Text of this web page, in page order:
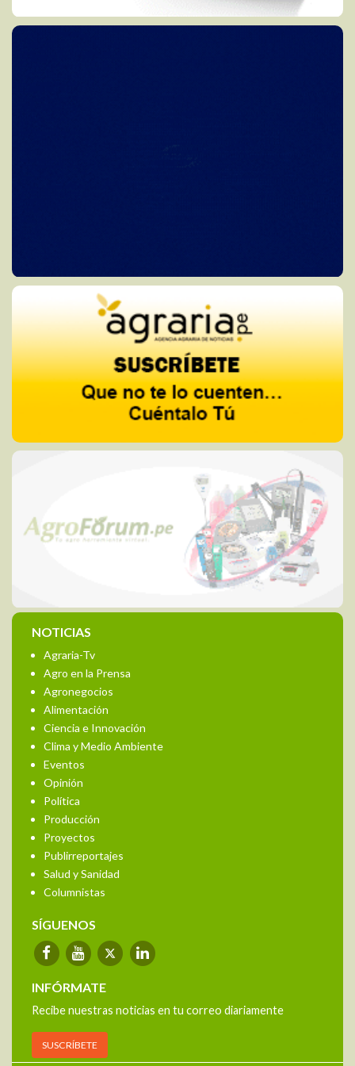
NOTICIAS
Agraria-Tv
Agro en la Prensa
Agronegocios
Alimentación
Ciencia e Innovación
Clima y Medio Ambiente
Eventos
Opinión
Política
Producción
Proyectos
Publirreportajes
Salud y Sanidad
Columnistas
SÍGUENOS
INFÓRMATE
Recibe nuestras noticias en tu correo diariamente
SUSCRÍBETE